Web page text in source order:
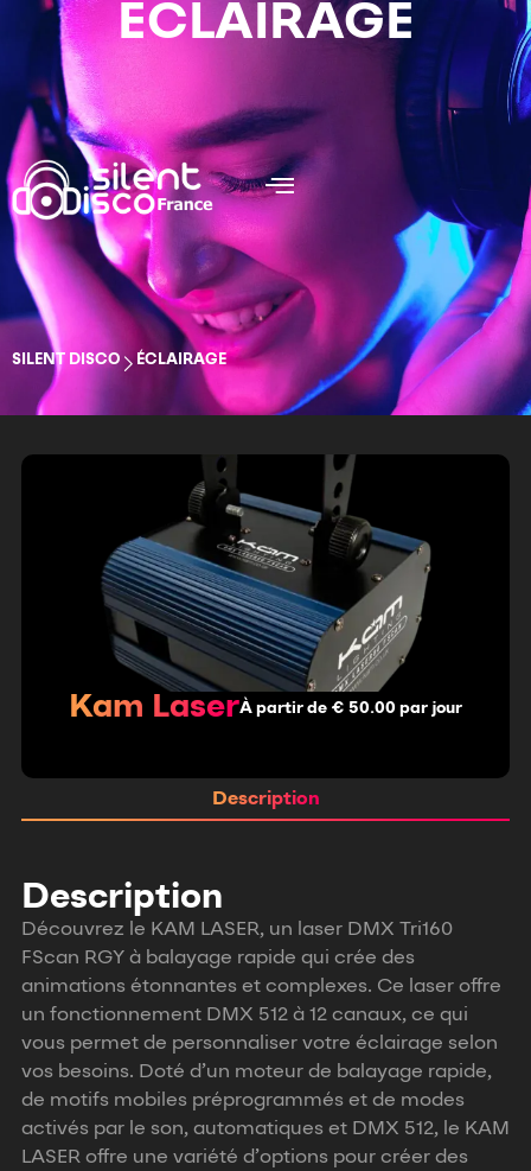
ÉCLAIRAGE
SILENT DISCO ÉCLAIRAGE
Kam LaserÀ partir de € 50.00 par jour
Description
Description
Découvrez le KAM LASER, un laser DMX Tri160
FScan RGY à balayage rapide qui crée des
animations étonnantes et complexes. Ce laser offre
un fonctionnement DMX 512 à 12 canaux, ce qui
vous permet de personnaliser votre éclairage selon
vos besoins. Doté d’un moteur de balayage rapide,
de motifs mobiles préprogrammés et de modes
activés par le son, automatiques et DMX 512, le KAM
LASER offre une variété d’options pour créer des